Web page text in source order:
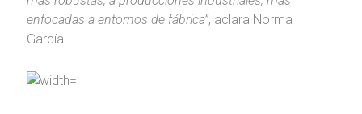
enfocadas a entornos de fábrica”, aclara Norma
García.